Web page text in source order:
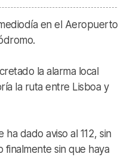
en el Aeropuerto
la alarma local
la ruta entre Lisboa y
dado aviso al 112, sin
finalmente sin que haya